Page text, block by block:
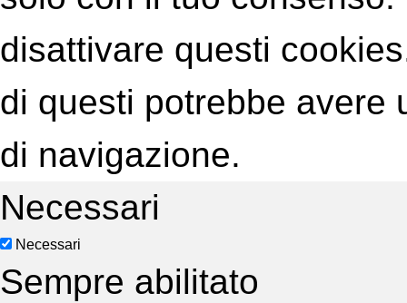
disattivare questi
di questi potrebbe avere
di navigazione.
Necessari
Necessari
Sempre abilitato